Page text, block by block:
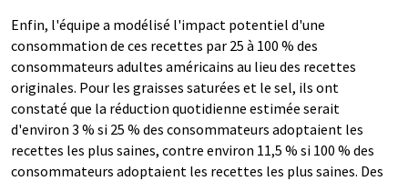
Enfin, l'équipe a modélisé l'impact potentiel d'une
consommation de ces recettes par 25 à 100 % des
consommateurs adultes américains au lieu des recettes
originales. Pour les graisses saturées et le sel, ils ont
constaté que la réduction quotidienne estimée serait
d'environ 3 % si 25 % des consommateurs adoptaient les
recettes les plus saines, contre environ 11,5 % si 100 % des
consommateurs adoptaient les recettes les plus saines. Des